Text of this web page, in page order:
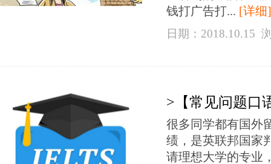
钱打广告打... [详细]
日期：2018.10.15
>【常见问题口
很多同学都有国外
绩，是英联邦国家
请理想大学的专业